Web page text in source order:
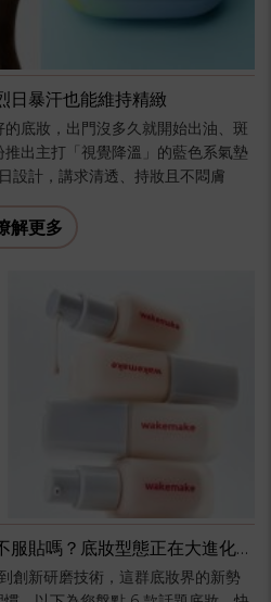
日暴汗也能維持精緻
底妝，出門沒多久就開始出油、斑
出主打「視覺降溫」的藍色系氣墊
設計，講求清透、持妝且不悶膚
解更多
貼嗎？底妝型態正在大進化！
效，更在比新穎設計。
創新研磨技術，這群底妝界的新勢